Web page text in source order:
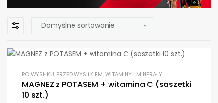
PO WYSIŁKU, PRZED WYSIŁKIEM,WITAMINY I MINERAŁY
MAGNEZ z POTASEM + witamina C (saszetki
10 szt.)